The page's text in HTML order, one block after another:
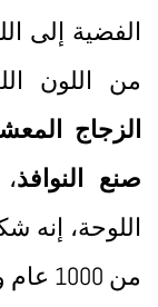
الفضية إلى
من اللون
الزجاج
صنع النوافذ
اللوحة، إنه
من